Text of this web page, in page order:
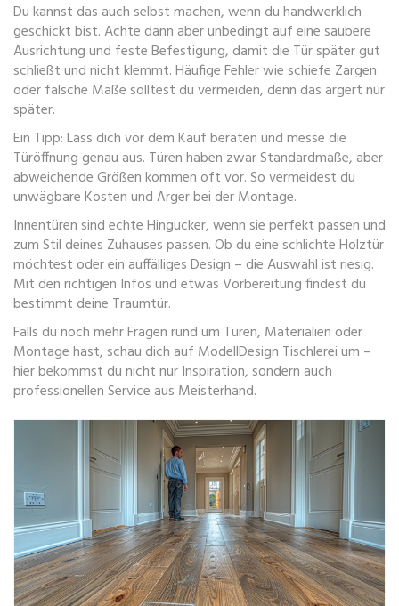
Du kannst das auch selbst machen, wenn du handwerklich
geschickt bist. Achte dann aber unbedingt auf eine saubere
Ausrichtung und feste Befestigung, damit die Tür später gut
schließt und nicht klemmt. Häufige Fehler wie schiefe Zargen
oder falsche Maße solltest du vermeiden, denn das ärgert nur
später.
Ein Tipp: Lass dich vor dem Kauf beraten und messe die
Türöffnung genau aus. Türen haben zwar Standardmaße, aber
abweichende Größen kommen oft vor. So vermeidest du
unwägbare Kosten und Ärger bei der Montage.
Innentüren sind echte Hingucker, wenn sie perfekt passen und
zum Stil deines Zuhauses passen. Ob du eine schlichte Holztür
möchtest oder ein auffälliges Design – die Auswahl ist riesig.
Mit den richtigen Infos und etwas Vorbereitung findest du
bestimmt deine Traumtür.
Falls du noch mehr Fragen rund um Türen, Materialien oder
Montage hast, schau dich auf ModellDesign Tischlerei um –
hier bekommst du nicht nur Inspiration, sondern auch
professionellen Service aus Meisterhand.